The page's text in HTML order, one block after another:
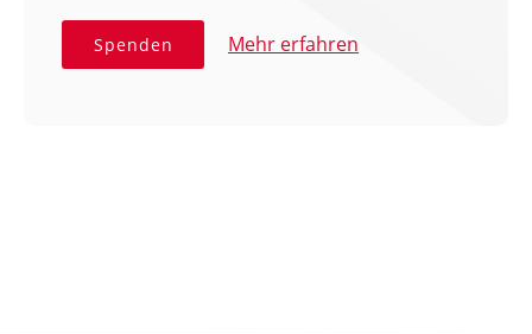
Spenden Mehr erfahren